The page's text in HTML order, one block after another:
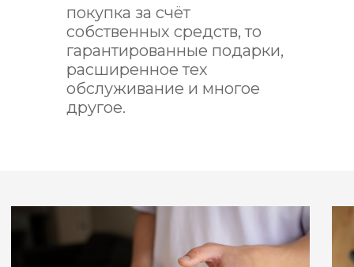
покупка за счёт
собственных средств, то
гарантированные подарки,
расширенное тех
обслуживание и многое
другое.